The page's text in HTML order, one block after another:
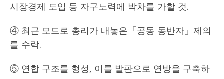
시장경제 도입 등 자구노력에 박차를 가할 것.
④ 최근 모드로 총리가 내놓은「공동 동반자」제의
를 수락.
⑤ 연합 구조를 형성, 이를 발판으로 연방을 구축하